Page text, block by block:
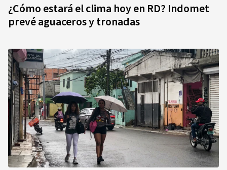
¿Cómo estará el clima hoy en RD? Indomet
prevé aguaceros y tronadas